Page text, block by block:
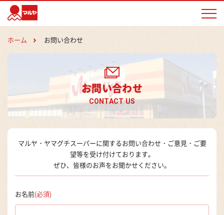
ホーム お問い合わせ
お問い合わせ
CONTACT US
マルヤ・ヤマグチスーパーに関するお問い合わせ・ご意見・ご要
望等を受け付けております。
ぜひ、皆様のお声をお聞かせください。
お名前